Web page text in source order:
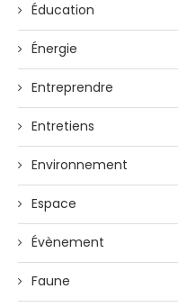
Éducation
Énergie
Entreprendre
Entretiens
Environnement
Espace
Évènement
Faune